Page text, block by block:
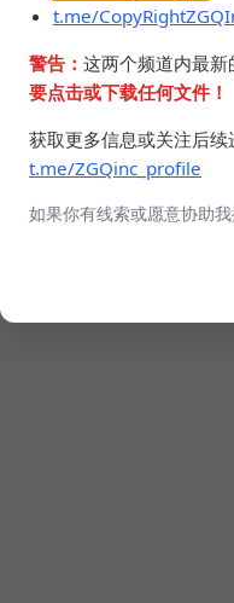
©2024 ZGQ Inc.All rights
t.me/
警告： 这两个频道内最新
要点击或下载任何文件！
获取更多信息或关注后续
t.me/ZGQinc_profile
如果你有线索或愿意协助